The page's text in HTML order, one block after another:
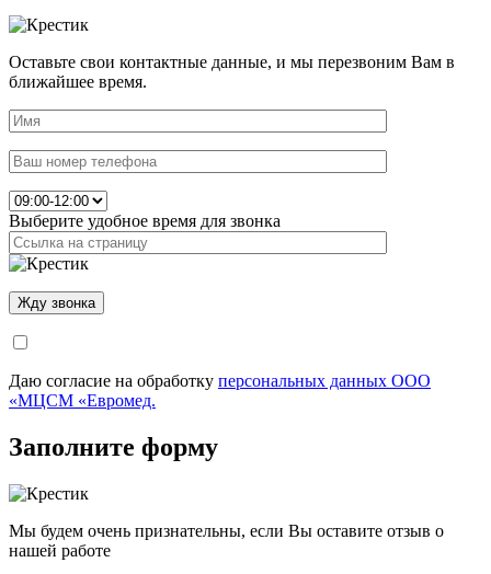
Оставьте свои контактные данные, и мы перезвоним Вам в
ближайшее время.
Выберите удобное время для звонка
Даю согласие на обработку персональных данных ООО
«МЦСМ «Евромед.
Заполните форму
Мы будем очень признательны, если Вы оставите отзыв о
нашей работе